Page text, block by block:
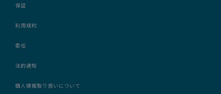
保証
利用規約
委任
法的通知
個人情報取り扱いについて